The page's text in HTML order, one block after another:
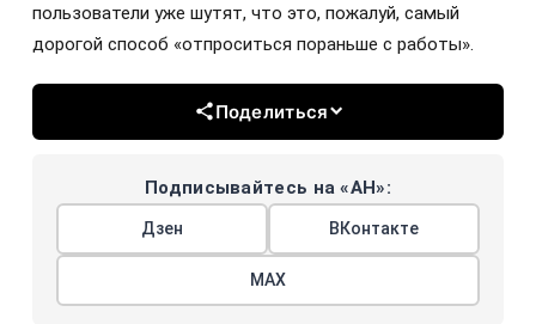
пользователи уже шутят, что это, пожалуй, самый
дорогой способ «отпроситься пораньше с работы».
Поделиться
Подписывайтесь на «АН»:
Дзен ВКонтакте
МАХ